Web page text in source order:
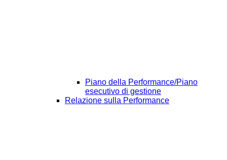
Piano della Performance/Piano
esecutivo di gestione
Relazione sulla Performance